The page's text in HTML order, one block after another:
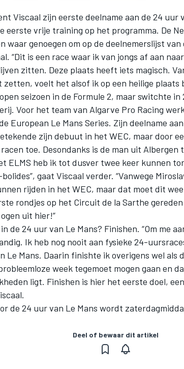
DTM
Viscaal zijn eerste deelname aan de 24 uur
eerste vrije training op het programma. De
waar genoegen om op de deelnemerslijst
“Dit is een race waar ik van jongs af aan
zitten. Deze plaats heeft iets magisch.
zetten, voelt het alsof ik op een heilige plaats
seizoen in de Formule 2, maar switchte in
Voor het team van Algarve Pro Racing
European Le Mans Series. Zijn deelname
zijn debuut in het WEC, maar door
toe. Desondanks is de man uit
ELMS heb ik tot dusver twee keer kunnen
gaat Viscaal verder. “Vanwege
rijden in het WEC, maar dat moet dit
rondjes op het Circuit de la Sarthe
uit hier!”
de 24 uur van Le Mans? Finishen. “Om me
Ik heb nog nooit aan fysieke 24-
Le Mans. Daarin finishte ik overigens wel als
week tegemoet mogen gaan en
ligt. Finishen is hier het eerste doel,
de 24 uur van Le Mans wordt
Deel of bewaar dit artikel